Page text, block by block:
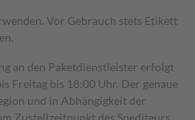
Vor Gebrauch stets Etikett
an den Paketdienstleister erfolgt
Freitag bis 18:00 Uhr. Der genaue
und in Abhängigkeit der
Zustellzeitpunkt des Spediteurs